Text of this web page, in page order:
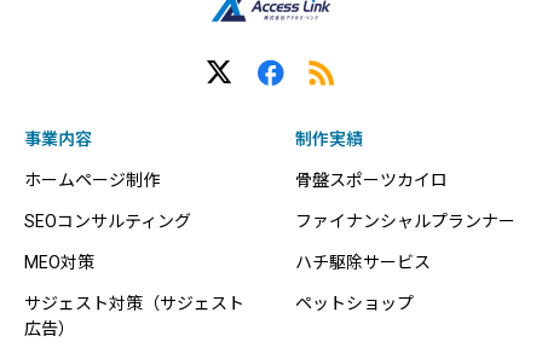
事業内容
ホームページ制作
SEOコンサルティング
MEO対策
サジェスト対策（サジェスト
広告）
制作実績
骨盤スポーツカイロ
ファイナンシャルプランナー
ハチ駆除サービス
ペットショップ